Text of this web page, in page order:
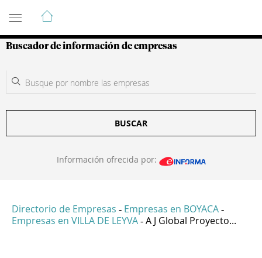
Guía de Empresas Colombianas
Buscador de información de empresas
BUSCAR
Información ofrecida por:
Directorio de Empresas - Empresas en BOYACA -
Empresas en VILLA DE LEYVA - A J Global Proyecto...